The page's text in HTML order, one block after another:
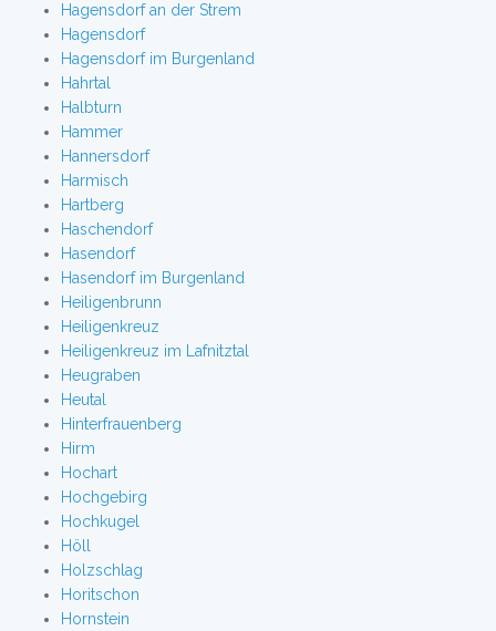
Hagensdorf an der Strem
Hagensdorf
Hagensdorf im Burgenland
Hahrtal
Halbturn
Hammer
Hannersdorf
Harmisch
Hartberg
Haschendorf
Hasendorf
Hasendorf im Burgenland
Heiligenbrunn
Heiligenkreuz
Heiligenkreuz im Lafnitztal
Heugraben
Heutal
Hinterfrauenberg
Hirm
Hochart
Hochgebirg
Hochkugel
Höll
Holzschlag
Horitschon
Hornstein